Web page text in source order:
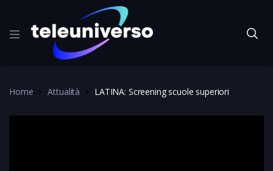
Home Attualità LATINA: Screening scuole superiori